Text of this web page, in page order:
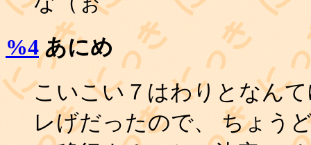
%4あにめ
こいこい７はわりとなん
レげだったので、 ちょう